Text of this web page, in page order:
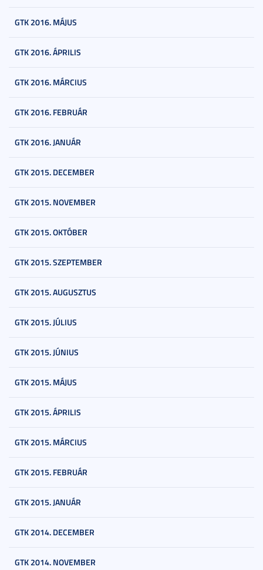
GTK 2016. MÁJUS
GTK 2016. ÁPRILIS
GTK 2016. MÁRCIUS
GTK 2016. FEBRUÁR
GTK 2016. JANUÁR
GTK 2015. DECEMBER
GTK 2015. NOVEMBER
GTK 2015. OKTÓBER
GTK 2015. SZEPTEMBER
GTK 2015. AUGUSZTUS
GTK 2015. JÚLIUS
GTK 2015. JÚNIUS
GTK 2015. MÁJUS
GTK 2015. ÁPRILIS
GTK 2015. MÁRCIUS
GTK 2015. FEBRUÁR
GTK 2015. JANUÁR
GTK 2014. DECEMBER
GTK 2014. NOVEMBER